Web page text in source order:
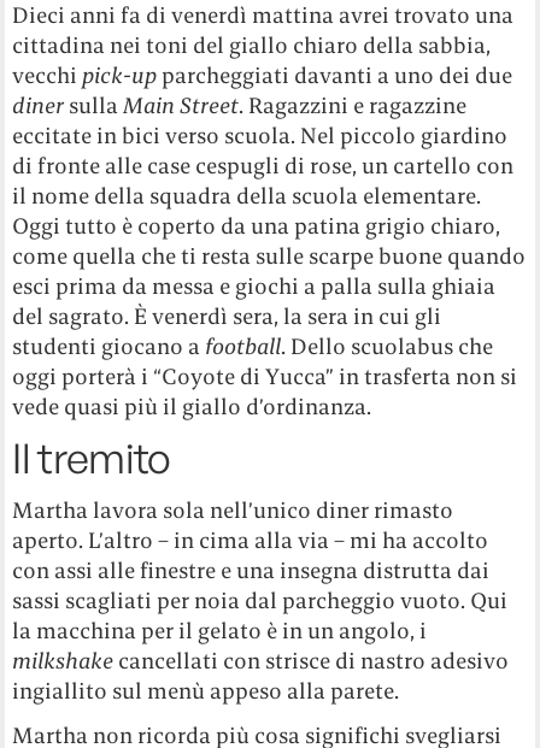
Dieci anni fa di venerdì mattina avrei trovato una
cittadina nei toni del giallo chiaro della sabbia,
vecchi pick-up parcheggiati davanti a uno dei due
diner sullaMain Street. Ragazzini e ragazzine
eccitate in bici verso scuola. Nel piccolo giardino
di fronte alle case cespugli di rose, un cartello con
il nome della squadra della scuola elementare.
Oggi tutto è coperto da una patina grigio chiaro,
come quella che ti resta sulle scarpe buone quando
esci prima da messa e giochi a palla sulla ghiaia
del sagrato. È venerdì sera, la sera in cui gli
studenti giocano a football. Dello scuolabus che
oggi porterà i “Coyote di Yucca” in trasferta non si
vede quasi più il giallo d’ordinanza.
Il tremito
Martha lavora sola nell’unico diner rimasto
aperto. L’altro – in cima alla via – mi ha accolto
con assi alle finestre e una insegna distrutta dai
sassi scagliati per noia dal parcheggio vuoto. Qui
la macchina per il gelato è in un angolo, i
milkshake cancellati con strisce di nastro adesivo
ingiallito sul menù appeso alla parete.
Martha non ricorda più cosa significhi svegliarsi